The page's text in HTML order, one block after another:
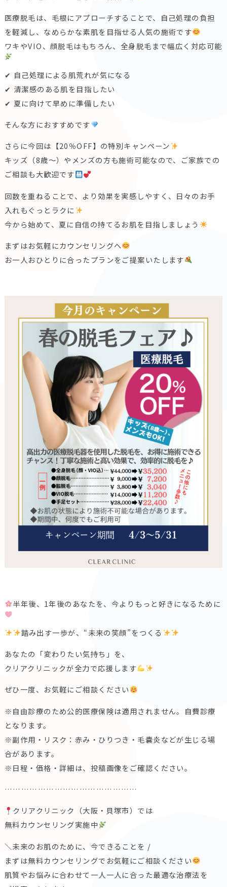
医療脱毛は、毛根にアプローチすることで、自己処理の負担
を軽減し、なめらかな素肌を目指せる人気の施術です
ワキやVIO、顔脱毛はもちろん、全身脱毛まで幅広く対応可能
✔ 自己処理による肌荒れが気になる
✔ 清潔感のある肌を目指したい
✔ 夏に向けて早めに準備したい
そんな方におすすめです
さらに今回は【20％OFF】の特別キャンペーン
キッズ（8歳〜）やメンズの方も施術可能なので、ご家族での
ご相談も大歓迎です
回数を重ねることで、より効果を実感しやすく、日々のお手
入れもぐっとラクに
今から始めて、夏に自信の持てるお肌を目指しましょう
まずはお気軽にカウンセリングへ
お一人おひとりに合ったプランをご提案いたします
半年後、1年後のあなたを、今よりもっと好きになるために
踏み出す一歩が、“未来の笑顔”をつくる
あなたの「変わりたい気持ち」を、
クリアクリニックが全力で応援します
ぜひ一度、お気軽にご相談ください
※自由診療のため公的医療保険は適用されません。自費診療
となります。
※副作用・リスク：赤み・ひりつき・毛嚢炎などが生じる場
合があります。
※日程・価格・詳細は、投稿画像をご確認ください。
…………………………………………
クリアクリニック（大阪・貝塚市）では
無料カウンセリング実施中
＼未来のお肌のために、今できることを /
まずは無料カウンセリングでお気軽にご相談ください
肌質やお悩みに合わせて一人一人に合った最適な治療法を